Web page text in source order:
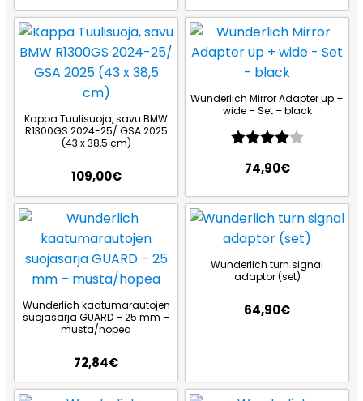
Kappa Tuulisuoja, savu BMW
R1300GS 2024-25/ GSA 2025
(43 x 38,5 cm)
109,00€
Wunderlich Mirror Adapter up +
wide – Set – black
Arvio: 4.0
74,90€
Wunderlich kaatumarautojen
suojasarja GUARD – 25 mm –
musta/hopea
72,84€
Wunderlich turn signal
adaptor (set)
64,90€